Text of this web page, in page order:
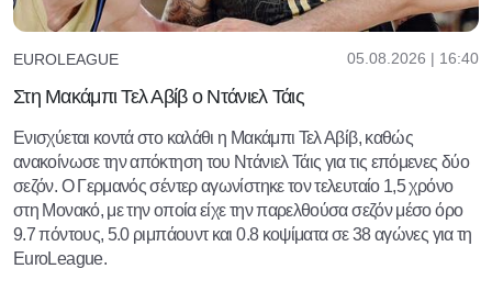
EUROLEAGUE 05.08.2026 | 16:40
Στη Μακάμπι Τελ Αβίβ ο Ντάνιελ Τάις
Ενισχύεται κοντά στο καλάθι η Μακάμπι Τελ Αβίβ, καθώς
ανακοίνωσε την απόκτηση του Ντάνιελ Τάις για τις επόμενες δύο
σεζόν. Ο Γερμανός σέντερ αγωνίστηκε τον τελευταίο 1,5 χρόνο
στη Μονακό, με την οποία είχε την παρελθούσα σεζόν μέσο όρο
9.7 πόντους, 5.0 ριμπάουντ και 0.8 κοψίματα σε 38 αγώνες για τη
EuroLeague.